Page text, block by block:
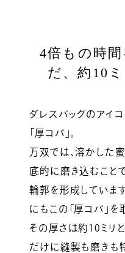
4倍もの時
だ、約10
ダレスバッグのアイ
「厚コバ」。
万双では、溶かした
底的に磨き込むこと
輪郭を形成していま
にもこの「厚コバ」を
その厚さは約10ミリ
だけに縫製も磨きも